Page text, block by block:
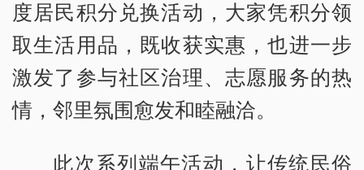
度居民积分兑换活动，大家凭积分领
取生活用品，既收获实惠，也进一步
激发了参与社区治理、志愿服务的热
情，邻里氛围愈发和睦融洽。
此次系列端午活动，让传统民俗